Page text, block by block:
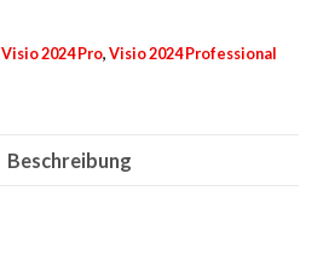
Visio 2024 Pro, Visio 2024 Professional
Beschreibung